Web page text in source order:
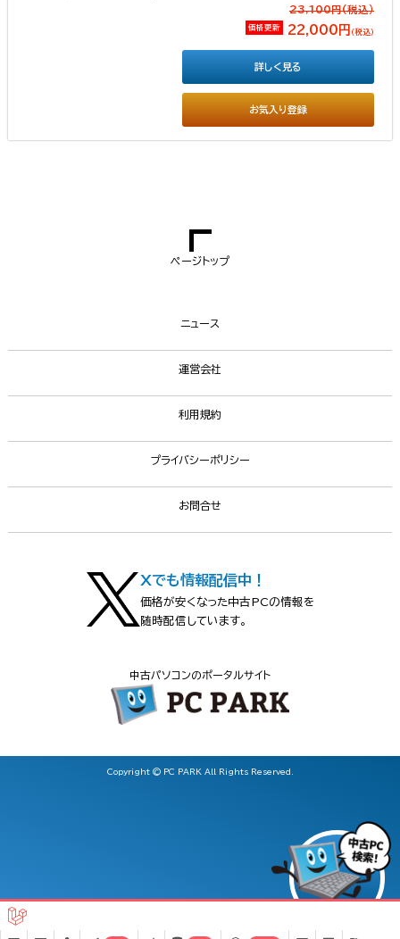
23,100円(税込）
価格更新 22,000円 （税込）
お気入り登録
詳しく見る
ページトップ
ニュース
運営会社
利用規約
プライバシーポリシー
お問合せ
Xでも情報配信中！
価格が安くなった中古PCの情報を
随時配信しています。
中古パソコンのポータルサイト
Copyright © PC PARK All Rights Reserved.